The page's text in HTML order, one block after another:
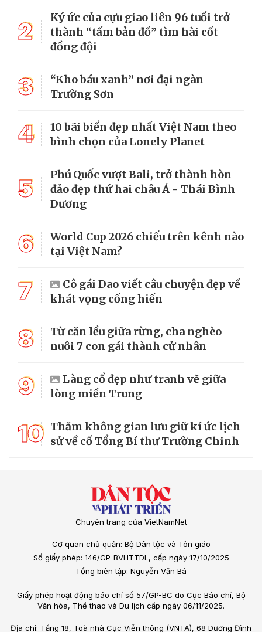
2
Ký ức của cựu giao liên 96 tuổi trở
thành “tấm bản đồ” tìm hài cốt
đồng đội
3
“Kho báu xanh” nơi đại ngàn
Trường Sơn
4
10 bãi biển đẹp nhất Việt Nam theo
bình chọn của Lonely Planet
5
Phú Quốc vượt Bali, trở thành hòn
đảo đẹp thứ hai châu Á - Thái Bình
Dương
6
World Cup 2026 chiếu trên kênh nào
tại Việt Nam?
7
Cô gái Dao viết câu chuyện đẹp về
khát vọng cống hiến
8
Từ căn lều giữa rừng, cha nghèo
nuôi 7 con gái thành cử nhân
9
Làng cổ đẹp như tranh vẽ giữa
lòng miền Trung
10 Thăm không gian lưu giữ kí ức lịch
sử về cố Tổng Bí thư Trường Chinh
Chuyên trang của VietNamNet
Cơ quan chủ quản: Bộ Dân tộc và Tôn giáo
Số giấy phép: 146/GP-BVHTTDL, cấp ngày 17/10/2025
Tổng biên tập: Nguyễn Văn Bá
Giấy phép hoạt động báo chí số 57/GP-BC do Cục Báo chí, Bộ
Văn hóa, Thể thao và Du lịch cấp ngày 06/11/2025.
Địa chỉ: Tầng 18, Toà nhà Cục Viễn thông (VNTA), 68 Dương Đình